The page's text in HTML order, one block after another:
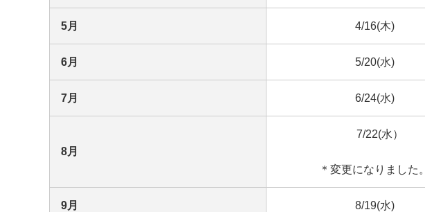
5月 4/16(木)
6月 5/20(水)
7月 6/24(水)
8月
7/22(水）
＊変更になりました。
9月 8/19(水)